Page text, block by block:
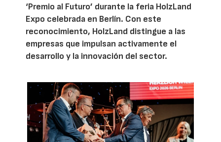
‘Premio al Futuro’ durante la feria HolzLand
Expo celebrada en Berlín. Con este
reconocimiento, HolzLand distingue a las
empresas que impulsan activamente el
desarrollo y la innovación del sector.